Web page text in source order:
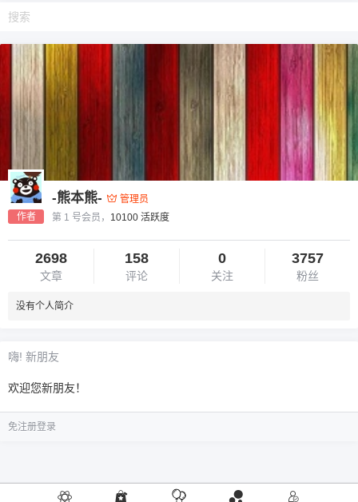
作者
-熊本熊-
管理员
第 1 号会员， 10100 活跃度
2698
文章
158
评论
0
关注
3757
粉丝
没有个人简介
嗨! 新朋友
欢迎您新朋友！
免注册登录